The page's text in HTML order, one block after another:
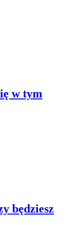
w tym
będziesz